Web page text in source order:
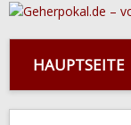
HAUPTSEITE